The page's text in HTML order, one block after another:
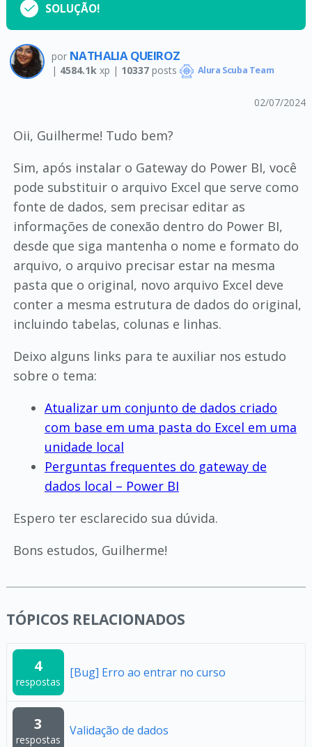
SOLUÇÃO!
por NATHALIA QUEIROZ
| 4584.1k xp | 10337posts Alura Scuba Team
02/07/2024
Oii, Guilherme! Tudo bem?
Sim, após instalar o Gateway do Power BI, você
pode substituir o arquivo Excel que serve como
fonte de dados, sem precisar editar as
informações de conexão dentro do Power BI,
desde que siga mantenha o nome e formato do
arquivo, o arquivo precisar estar na mesma
pasta que o original, novo arquivo Excel deve
conter a mesma estrutura de dados do original,
incluindo tabelas, colunas e linhas.
Deixo alguns links para te auxiliar nos estudo
sobre o tema:
Atualizar um conjunto de dados criado
com base em uma pasta do Excel em uma
unidade local
Perguntas frequentes do gateway de
dados local – Power BI
Espero ter esclarecido sua dúvida.
Bons estudos, Guilherme!
TÓPICOS RELACIONADOS
4
respostas
[Bug] Erro ao entrar no curso
3
respostas
Validação de dados